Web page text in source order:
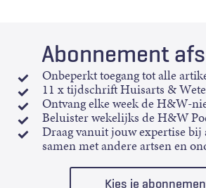
Abonnement
Onbeperkt toegang tot alle
11 x tijdschrift Huisarts &
Ontvang elke week de H&W-
Beluister wekelijks de H&W
Draag vanuit jouw expertise bij
samen met andere artsen en
Kies je